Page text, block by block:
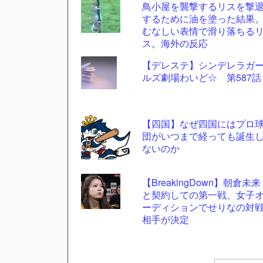
鳥小屋を襲撃するリスを撃退
するために油を塗った結果。
むなしい表情で滑り落ちるリ
ス。海外の反応
【デレステ】シンデレラガー
ルズ劇場わいど☆ 第587話
【四国】なぜ四国にはプロ
団がいつまで経っても誕生し
ないのか
【BreakingDown】朝倉未来
と契約しての第一戦、女子オ
ーディションでせりなの対
相手が決定